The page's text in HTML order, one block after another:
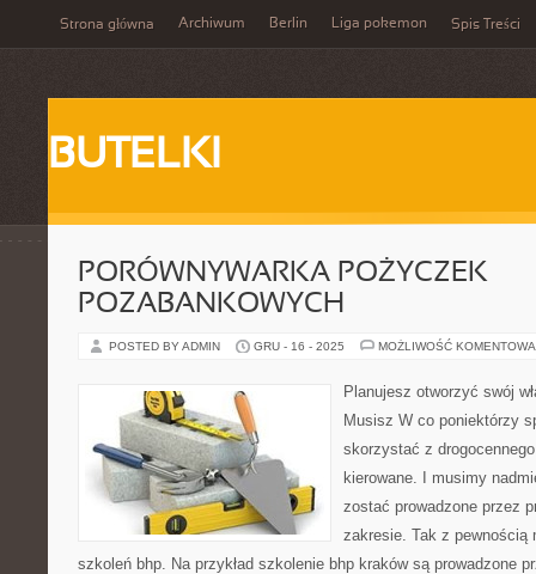
Strona główna Archiwum Berlin Liga pokemon Spis Treści
BUTELKI
PORÓWNYWARKA POŻYCZEK
POZABANKOWYCH
POSTED BY ADMIN GRU - 16 - 2025 MOŻLIWOŚĆ
Planujesz otworzyć swój
Musisz W co poniektórzy
skorzystać z
kierowane. I musimy
zostać prowadzone przez
zakresie. Tak z pewnością
szkoleń bhp. Na przykład szkolenie bhp kraków są prowadzone